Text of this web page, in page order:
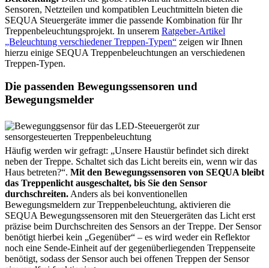
Sensoren, Netzteilen und kompatiblen Leuchtmitteln bieten die
SEQUA Steuergeräte immer die passende Kombination für Ihr
Treppenbeleuchtungsprojekt. In unserem Ratgeber-Artikel
„Beleuchtung verschiedener Treppen-Typen“ zeigen wir Ihnen
hierzu einige SEQUA Treppenbeleuchtungen an verschiedenen
Treppen-Typen.
Die passenden Bewegungssensoren und
Bewegungsmelder
Häufig werden wir gefragt: „Unsere Haustür befindet sich direkt
neben der Treppe. Schaltet sich das Licht bereits ein, wenn wir das
Haus betreten?“. Mit den Bewegungssensoren von SEQUA bleibt
das Treppenlicht ausgeschaltet, bis Sie den Sensor
durchschreiten. Anders als bei konventionellen
Bewegungsmeldern zur Treppenbeleuchtung, aktivieren die
SEQUA Bewegungssensoren mit den Steuergeräten das Licht erst
präzise beim Durchschreiten des Sensors an der Treppe. Der Sensor
benötigt hierbei kein „Gegenüber“ – es wird weder ein Reflektor
noch eine Sende-Einheit auf der gegenüberliegenden Treppenseite
benötigt, sodass der Sensor auch bei offenen Treppen der Sensor